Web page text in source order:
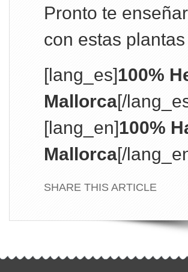
Pronto te
con estas
[lang_es]100%
Mallorca[/
[lang_en]100%
Mallorca[/
SHARE THIS ARTICLE